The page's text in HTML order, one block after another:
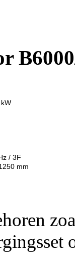
/ 3F
mm